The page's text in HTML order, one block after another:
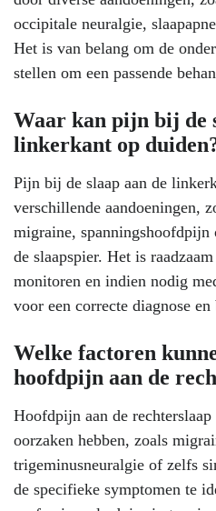
occipitale neuralgie,
Het is van belang om de
stellen om een passende
Waar kan pijn bij de
linkerkant op
Pijn bij de slaap aan de
verschillende aandoeningen,
migraine,
de slaapspier. Het is
monitoren en indien nodig
voor een correcte diagnose en
Welke factoren
hoofdpijn aan de
Hoofdpijn aan de
oorzaken hebben, zoals
trigeminusneuralgie of zelfs
de specifieke symptomen te